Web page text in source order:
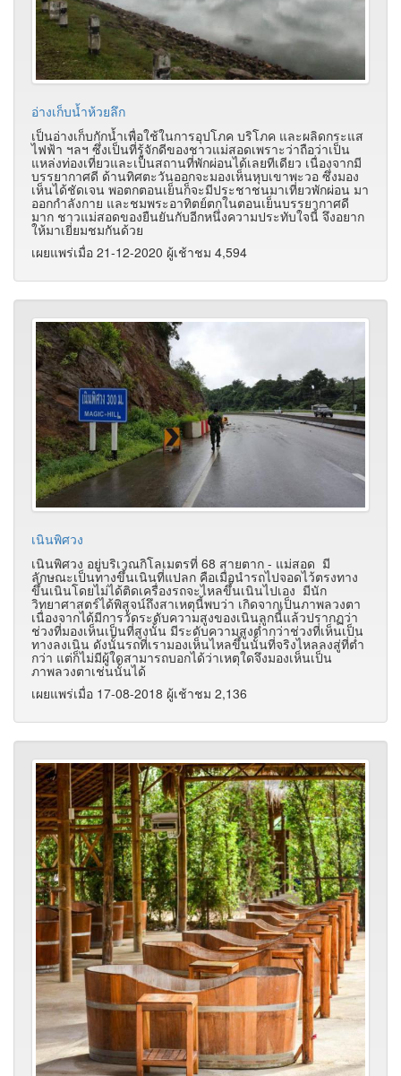
อ่างเก็บน้ำห้วยลึก
เป็นอ่างเก็บกักน้ำเพื่อใช้ในการอุปโภค บริโภค และผลิดกระแส
ไฟฟ้า ฯลฯ ซึ่งเป็นที่รู้จักดีของชาวแม่สอดเพราะว่าถือว่าเป็น
แหล่งท่องเที่ยวและเป็นสถานที่พักผ่อนได้เลยทีเดียว เนื่องจากมี
บรรยากาศดี ด้านทิศตะวันออกจะมองเห็นหุบเขาพะวอ ซึ่งมอง
เห็นได้ชัดเจน พอตกตอนเย็นก็จะมีประชาชนมาเที่ยวพักผ่อน มา
ออกกำลังกาย และชมพระอาทิตย์ตกในตอนเย็นบรรยากาศดี
มาก ชาวแม่สอดของยืนยันกับอีกหนึ่งความประทับใจนี้ จึงอยาก
ให้มาเยี่ยมชมกันด้วย
เผยแพร่เมื่อ 21-12-2020 ผู้เช้าชม 4,594
เนินพิศวง
เนินพิศวง อยู่บริเวณกิโลเมตรที่ 68 สายตาก - แม่สอด มี
ลักษณะเป็นทางขึ้นเนินที่แปลก คือเมื่อนำรถไปจอดไว้ตรงทาง
ขึ้นเนินโดยไม่ได้ติดเครื่องรถจะไหลขึ้นเนินไปเอง มีนัก
วิทยาศาสตร์ได้พิสูจน์ถึงสาเหตุนี้พบว่า เกิดจากเป็นภาพลวงตา
เนื่องจากได้มีการวัดระดับความสูงของเนินลูกนี้แล้วปรากฏว่า
ช่วงที่มองเห็นเป็นที่สูงนั้น มีระดับความสูงต่ำกว่าช่วงที่เห็นเป็น
ทางลงเนิน ดังนั้นรถที่เรามองเห็นไหลขึ้นนั้นที่จริงไหลลงสู่ที่ต่ำ
กว่า แต่ก็ไม่มีผู้ใดสามารถบอกได้ว่าเหตุใดจึงมองเห็นเป็น
ภาพลวงตาเช่นนั้นได้
เผยแพร่เมื่อ 17-08-2018 ผู้เช้าชม 2,136